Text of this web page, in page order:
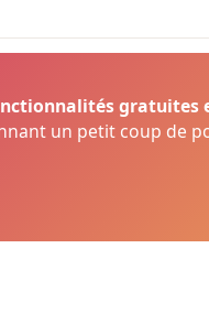
gratuites
un petit coup de